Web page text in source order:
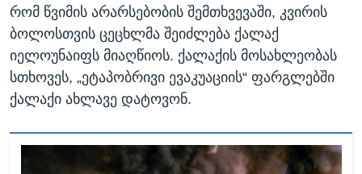
რომ წვიმის არარსებობის შემთხვევაში, კვირის
ბოლოსთვის ცეცხლმა შეიძლება ქალაქ
იელოუნაიფს მიაღწიოს. ქალაქის მოსახლეობას
სთხოვეს, „ეტაპობრივი ევაკუაციის“ ფარგლებში
ქალაქი ახლავე დატოვონ.